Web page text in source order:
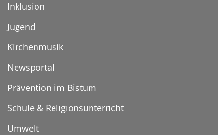
Inklusion
Jugend
Kirchenmusik
Newsportal
Prävention im Bistum
Schule & Religionsunterricht
Umwelt